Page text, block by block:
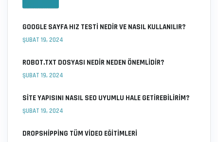
GOOGLE SAYFA HIZ TESTI NEDIR VE NASIL KULLANILIR?
ŞUBAT 19, 2024
ROBOT.TXT DOSYASI NEDIR NEDEN ÖNEMLIDIR?
ŞUBAT 19, 2024
SITE YAPISINI NASIL SEO UYUMLU HALE GETIREBILIRIM?
ŞUBAT 19, 2024
DROPSHIPPING TÜM VIDEO EĞITIMLERI